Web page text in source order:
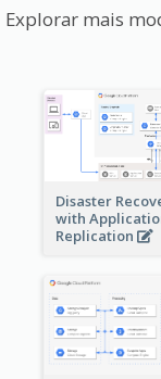
Explorar mais
Disaster
with
Replication